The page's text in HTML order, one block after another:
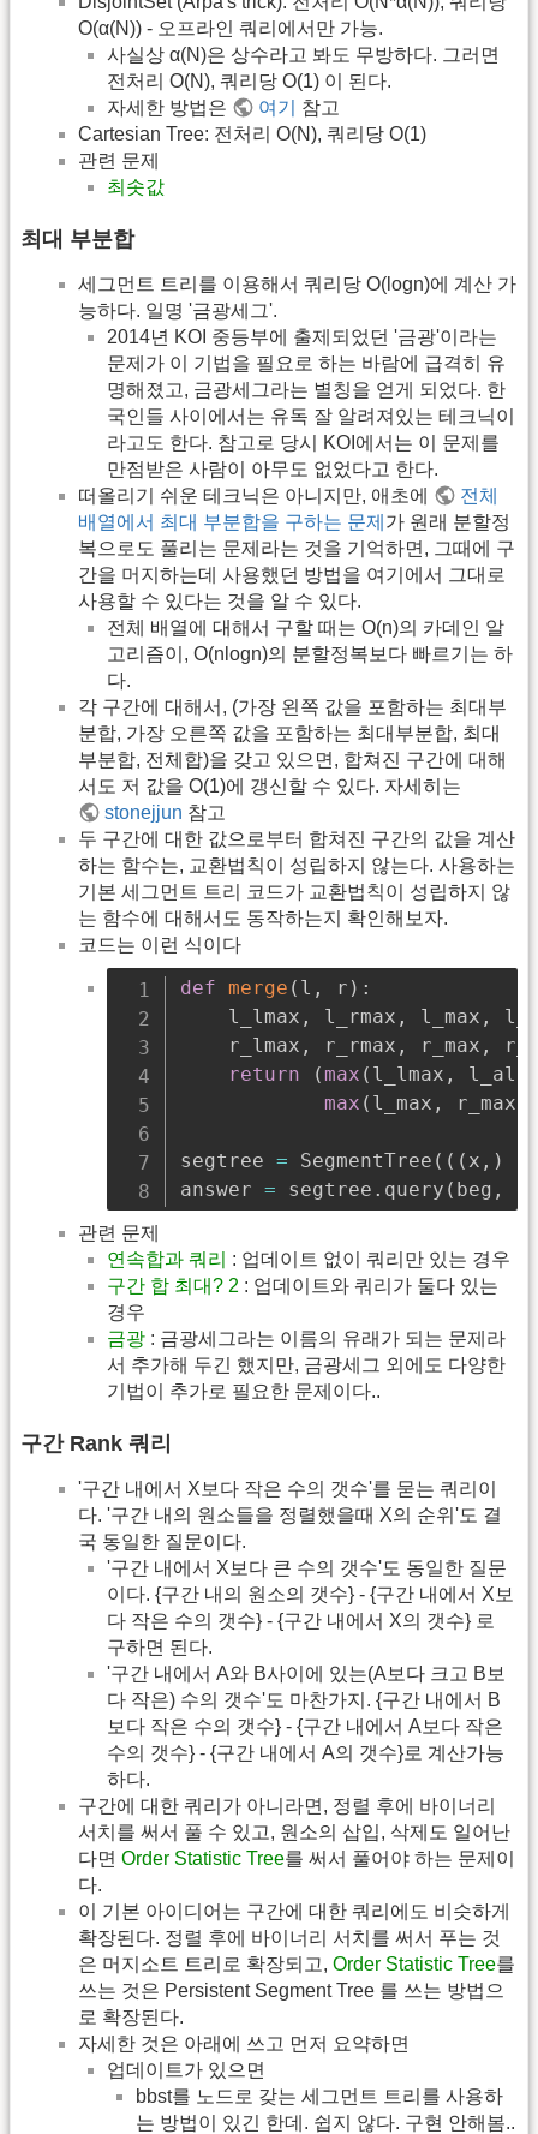
O(α(N)) - 오프라인 쿼리에서만 가능.
사실상 α(N)은 상수라고 봐도 무방하다. 그러면
전처리 O(N), 쿼리당 O(1) 이 된다.
자세한 방법은
여기
참고
Cartesian Tree: 전처리 O(N), 쿼리당 O(1)
관련 문제
최솟값
최대 부분합
세그먼트 트리를 이용해서 쿼리당 O(logn)에 계산 가
능하다. 일명 '금광세그'.
2014년 KOI 중등부에 출제되었던 '금광'이라는
문제가 이 기법을 필요로 하는 바람에 급격히 유
명해졌고, 금광세그라는 별칭을 얻게 되었다. 한
국인들 사이에서는 유독 잘 알려져있는 테크닉이
라고도 한다. 참고로 당시 KOI에서는 이 문제를
만점받은 사람이 아무도 없었다고 한다.
떠올리기 쉬운 테크닉은 아니지만, 애초에
전체
배열에서 최대 부분합을 구하는 문제 가 원래 분할정
복으로도 풀리는 문제라는 것을 기억하면, 그때에 구
간을 머지하는데 사용했던 방법을 여기에서 그대로
사용할 수 있다는 것을 알 수 있다.
전체 배열에 대해서 구할 때는 O(n)의 카데인 알
고리즘이, O(nlogn)의 분할정복보다 빠르기는 하
다.
각 구간에 대해서, (가장 왼쪽 값을 포함하는 최대부
분합, 가장 오른쪽 값을 포함하는 최대부분합, 최대
부분합, 전체합)을 갖고 있으면, 합쳐진 구간에 대해
서도 저 값을 O(1)에 갱신할 수 있다. 자세히는
stonejjun 참고
두 구간에 대한 값으로부터 합쳐진 구간의 값을 계산
하는 함수는, 교환법칙이 성립하지 않는다. 사용하는
기본 세그먼트 트리 코드가 교환법칙이 성립하지 않
는 함수에 대해서도 동작하는지 확인해보자.
코드는 이런 식이다
def merge ( l , r ) :
    l_lmax
, l_rmax , l_max ,
    r_lmax
, r_rmax , r_max ,
return
( max ( l_lmax ,
max ( l_max , r_max
segtree = SegmentTree ( ( ( x , )
answer = segtree . query ( beg ,
관련 문제
연속합과 쿼리 : 업데이트 없이 쿼리만 있는 경우
구간 합 최대? 2 : 업데이트와 쿼리가 둘다 있는
경우
금광 : 금광세그라는 이름의 유래가 되는 문제라
서 추가해 두긴 했지만, 금광세그 외에도 다양한
기법이 추가로 필요한 문제이다..
구간 Rank 쿼리
'구간 내에서 X보다 작은 수의 갯수'를 묻는 쿼리이
다. '구간 내의 원소들을 정렬했을때 X의 순위'도 결
국 동일한 질문이다.
'구간 내에서 X보다 큰 수의 갯수'도 동일한 질문
이다. {구간 내의 원소의 갯수} - {구간 내에서 X보
다 작은 수의 갯수} - {구간 내에서 X의 갯수} 로
구하면 된다.
'구간 내에서 A와 B사이에 있는(A보다 크고 B보
다 작은) 수의 갯수'도 마찬가지. {구간 내에서 B
보다 작은 수의 갯수} - {구간 내에서 A보다 작은
수의 갯수} - {구간 내에서 A의 갯수}로 계산가능
하다.
구간에 대한 쿼리가 아니라면, 정렬 후에 바이너리
서치를 써서 풀 수 있고, 원소의 삽입, 삭제도 일어난
다면 Order Statistic Tree를 써서 풀어야 하는 문제이
다.
이 기본 아이디어는 구간에 대한 쿼리에도 비슷하게
확장된다. 정렬 후에 바이너리 서치를 써서 푸는 것
은 머지소트 트리로 확장되고, Order Statistic Tree를
쓰는 것은 Persistent Segment Tree 를 쓰는 방법으
로 확장된다.
자세한 것은 아래에 쓰고 먼저 요약하면
업데이트가 있으면
bbst를 노드로 갖는 세그먼트 트리를 사용하
는 방법이 있긴 한데. 쉽지 않다. 구현 안해봄..